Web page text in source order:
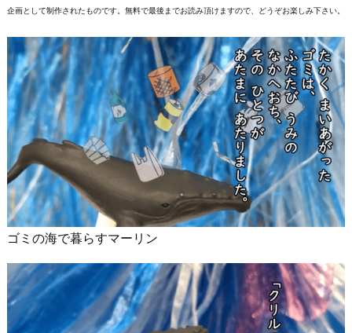
企画として制作されたものです。無料で最後までお読み頂けますので、どうぞお楽しみ下さい。
ゴミの海で暮らすマーリン